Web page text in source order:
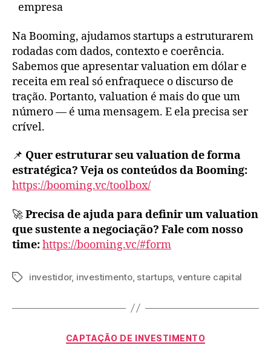
empresa
Na Booming, ajudamos startups a estruturarem
rodadas com dados, contexto e coerência.
Sabemos que apresentar valuation em dólar e
receita em real só enfraquece o discurso de
tração. Portanto, valuation é mais do que um
número — é uma mensagem. E ela precisa ser
crível.
📌 Quer estruturar seu valuation de forma
estratégica? Veja os conteúdos da Booming:
https://booming.vc/toolbox/
🚀Precisa de ajuda para definir um valuation
que sustente a negociação? Fale com nosso
time:https://booming.vc/#form
investidor, investimento, startups, venture capital
CAPTAÇÃO DE INVESTIMENTO